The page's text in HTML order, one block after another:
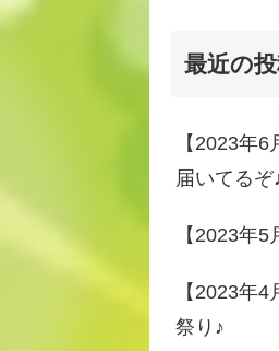
最近の
【2023年
届いてるぞ
【2023年
【2023年
祭り♪